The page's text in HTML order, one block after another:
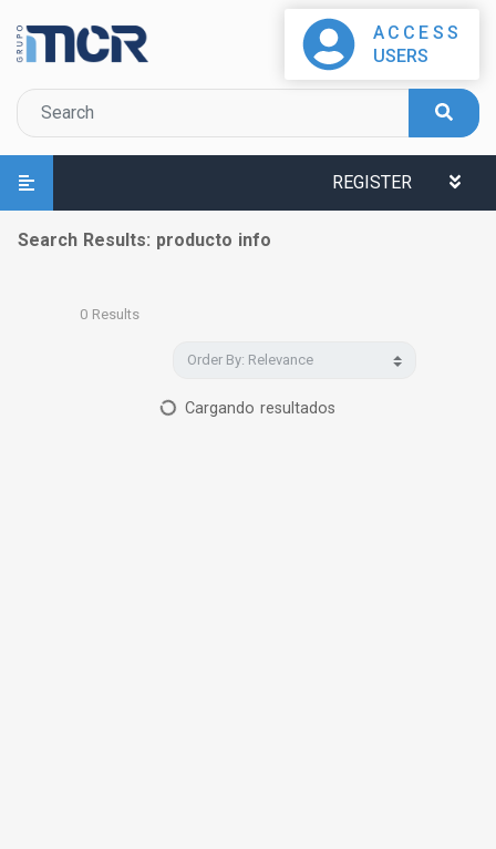
ACCESS
USERS
REGISTER
Search Results: producto info
0 Results
Cargando resultados